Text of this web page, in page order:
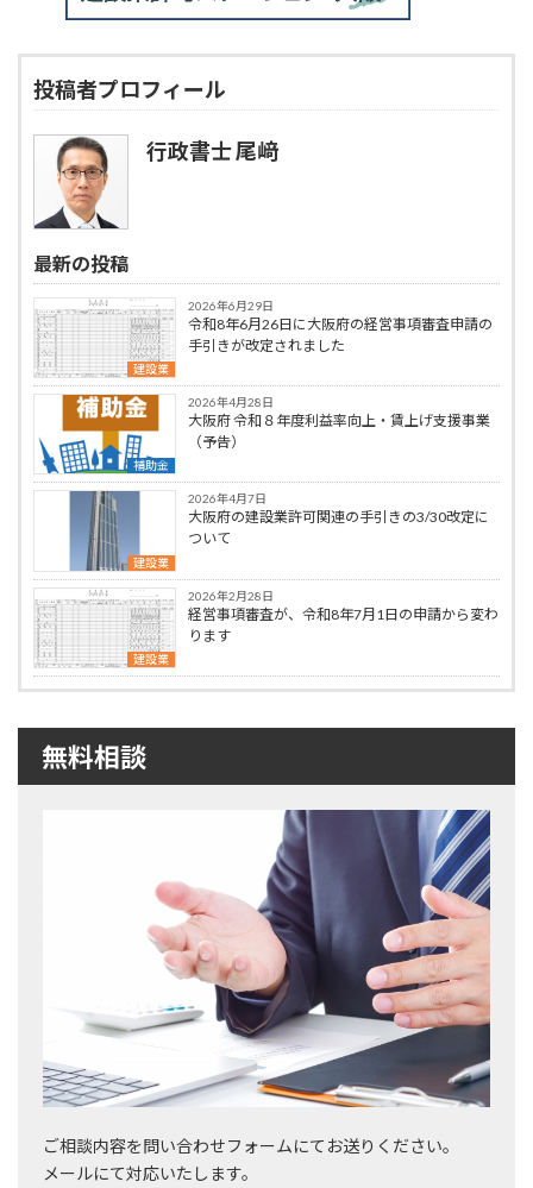
投稿者プロフィール
行政書士 尾﨑
最新の投稿
建設業
2026年6月29日
令和8年6月26日に大阪府の経営事項審査申請の
手引きが改定されました
補助金
2026年4月28日
大阪府 令和８年度利益率向上・賃上げ支援事業
（予告）
建設業
2026年4月7日
大阪府の建設業許可関連の手引きの3/30改定に
ついて
建設業
2026年2月28日
経営事項審査が、令和8年7月1日の申請から変わ
ります
無料相談
ご相談内容を問い合わせフォームにてお送りください。
メールにて対応いたします。